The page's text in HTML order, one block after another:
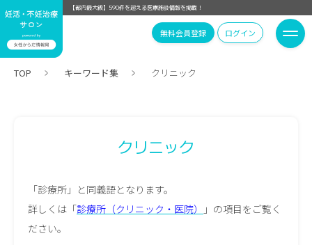
【都内最大級】590件を超える医療施設情報を掲載！
無料会員登録 ログイン
TOP キーワード集 クリニック
クリニック
「診療所」と同義語となります。
詳しくは「診療所（クリニック・医院）
」の項目をご覧く
ださい。